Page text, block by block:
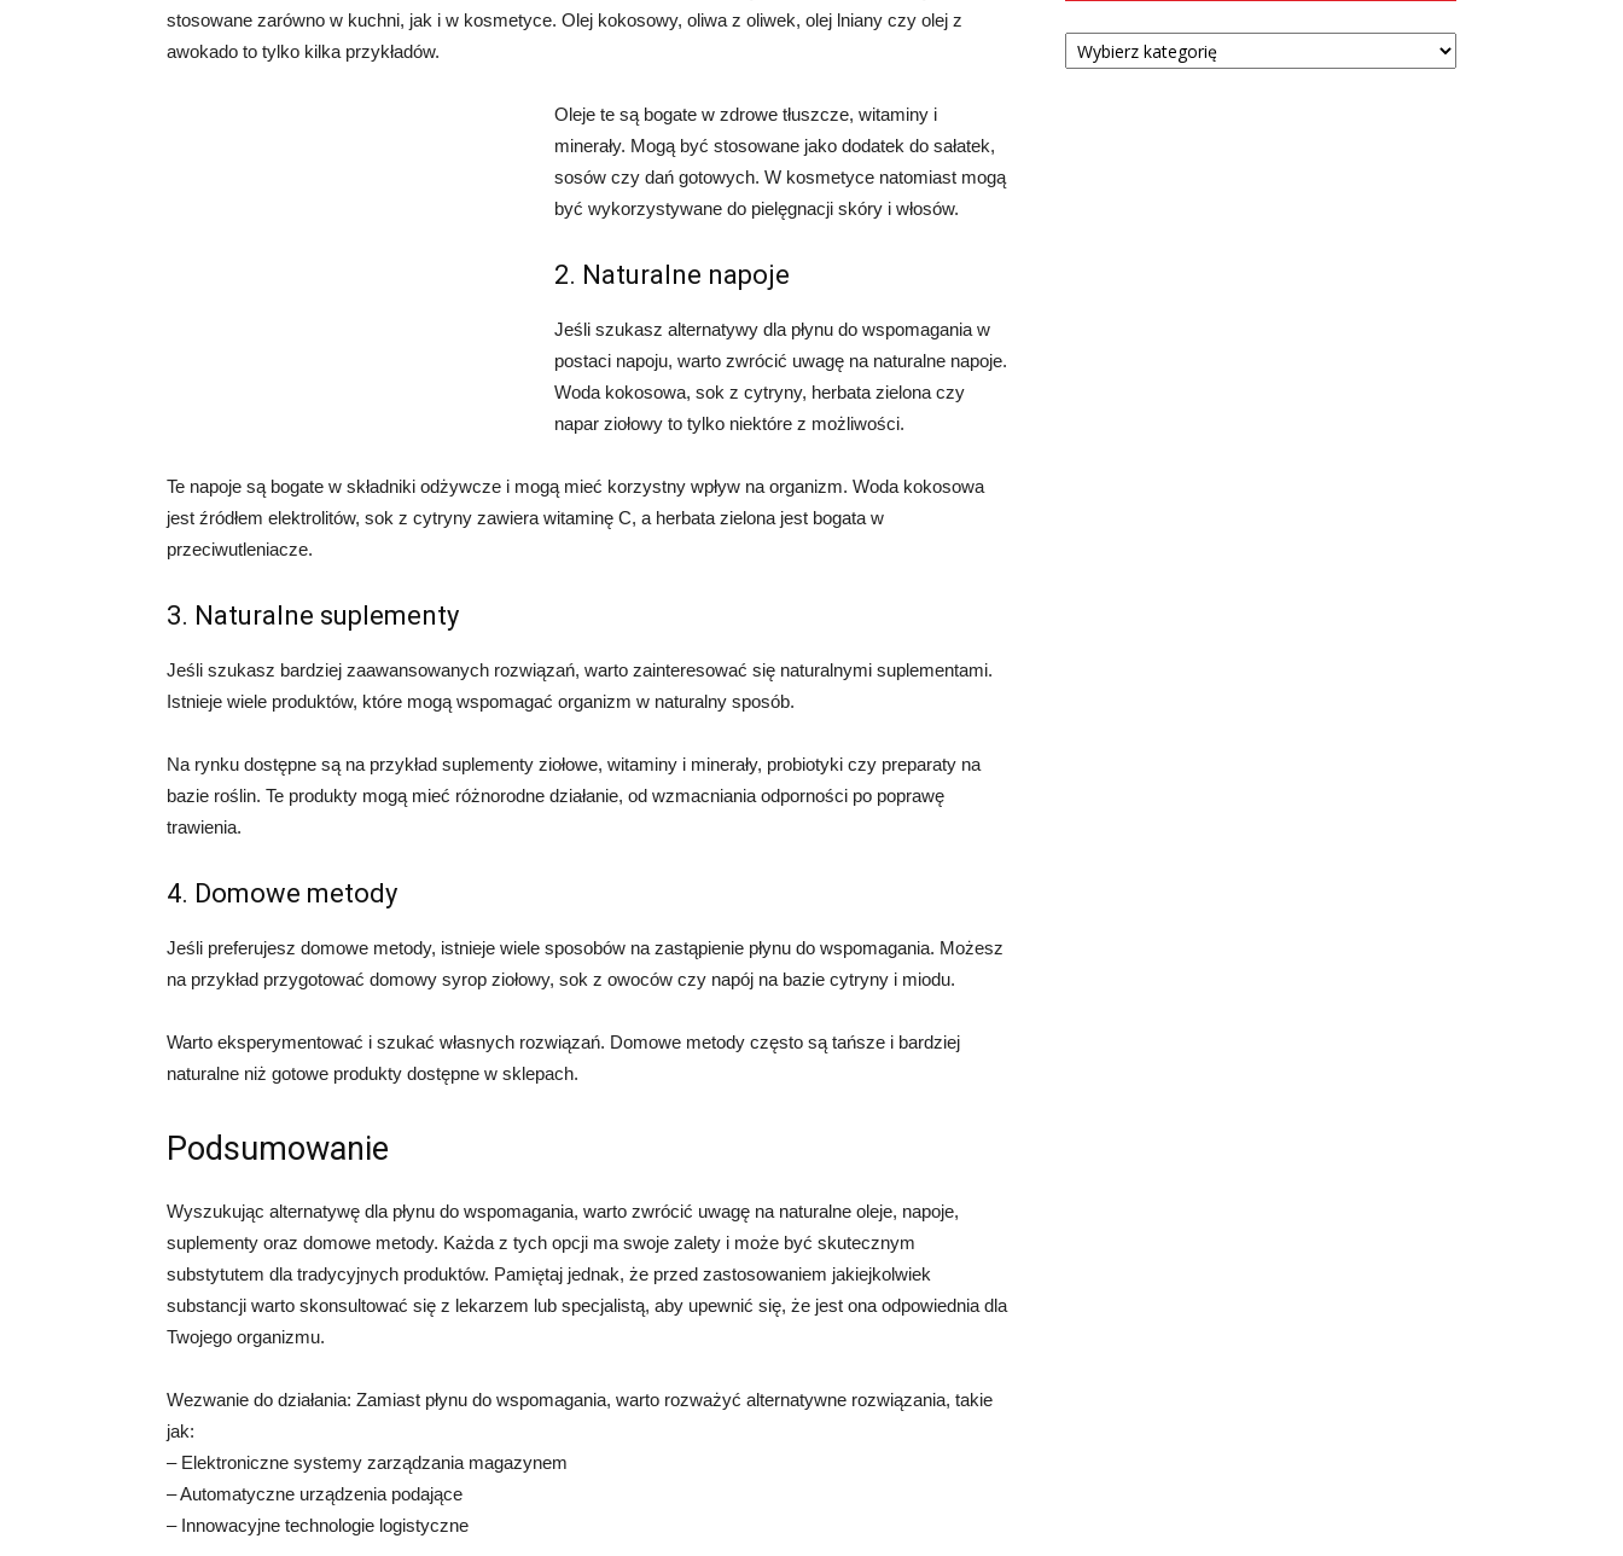
stosowane zarówno w kuchni, jak i w kosmetyce. Olej kokosowy, oliwa z oliwek, olej lniany czy olej z
awokado to tylko kilka przykładów.
Oleje te są bogate w zdrowe tłuszcze, witaminy i
minerały. Mogą być stosowane jako dodatek do sałatek,
sosów czy dań gotowych. W kosmetyce natomiast mogą
być wykorzystywane do pielęgnacji skóry i włosów.
2. Naturalne napoje
Jeśli szukasz alternatywy dla płynu do wspomagania w
postaci napoju, warto zwrócić uwagę na naturalne napoje.
Woda kokosowa, sok z cytryny, herbata zielona czy
napar ziołowy to tylko niektóre z możliwości.
Te napoje są bogate w składniki odżywcze i mogą mieć korzystny wpływ na organizm. Woda kokosowa
jest źródłem elektrolitów, sok z cytryny zawiera witaminę C, a herbata zielona jest bogata w
przeciwutleniacze.
3. Naturalne suplementy
Jeśli szukasz bardziej zaawansowanych rozwiązań, warto zainteresować się naturalnymi suplementami.
Istnieje wiele produktów, które mogą wspomagać organizm w naturalny sposób.
Na rynku dostępne są na przykład suplementy ziołowe, witaminy i minerały, probiotyki czy preparaty na
bazie roślin. Te produkty mogą mieć różnorodne działanie, od wzmacniania odporności po poprawę
trawienia.
4. Domowe metody
Jeśli preferujesz domowe metody, istnieje wiele sposobów na zastąpienie płynu do wspomagania. Możesz
na przykład przygotować domowy syrop ziołowy, sok z owoców czy napój na bazie cytryny i miodu.
Warto eksperymentować i szukać własnych rozwiązań. Domowe metody często są tańsze i bardziej
naturalne niż gotowe produkty dostępne w sklepach.
Podsumowanie
Wyszukując alternatywę dla płynu do wspomagania, warto zwrócić uwagę na naturalne oleje, napoje,
suplementy oraz domowe metody. Każda z tych opcji ma swoje zalety i może być skutecznym
substytutem dla tradycyjnych produktów. Pamiętaj jednak, że przed zastosowaniem jakiejkolwiek
substancji warto skonsultować się z lekarzem lub specjalistą, aby upewnić się, że jest ona odpowiednia dla
Twojego organizmu.
Wezwanie do działania: Zamiast płynu do wspomagania, warto rozważyć alternatywne rozwiązania, takie
jak:
– Elektroniczne systemy zarządzania magazynem
– Automatyczne urządzenia podające
– Innowacyjne technologie logistyczne
Kategorie